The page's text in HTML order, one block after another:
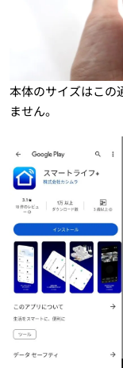
本体のサイズはこの
ません。